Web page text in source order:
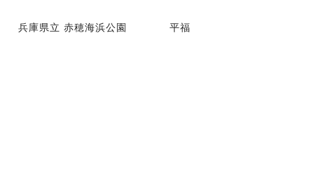
兵庫県立 赤穂海浜公園 平福